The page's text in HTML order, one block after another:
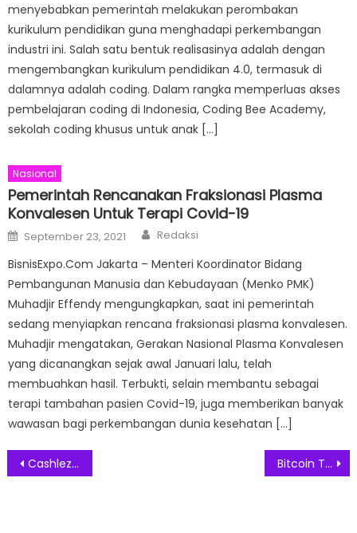
menyebabkan pemerintah melakukan perombakan
kurikulum pendidikan guna menghadapi perkembangan
industri ini. Salah satu bentuk realisasinya adalah dengan
mengembangkan kurikulum pendidikan 4.0, termasuk di
dalamnya adalah coding. Dalam rangka memperluas akses
pembelajaran coding di Indonesia, Coding Bee Academy,
sekolah coding khusus untuk anak […]
Nasional
Pemerintah Rencanakan Fraksionasi Plasma
Konvalesen Untuk Terapi Covid-19
Posted
on
September 23, 2021 Author
Redaksi
BisnisExpo.Com Jakarta – Menteri Koordinator Bidang
Pembangunan Manusia dan Kebudayaan (Menko PMK)
Muhadjir Effendy mengungkapkan, saat ini pemerintah
sedang menyiapkan rencana fraksionasi plasma konvalesen.
Muhadjir mengatakan, Gerakan Nasional Plasma Konvalesen
yang dicanangkan sejak awal Januari lalu, telah
membuahkan hasil. Terbukti, selain membantu sebagai
terapi tambahan pasien Covid-19, juga memberikan banyak
wawasan bagi perkembangan dunia kesehatan […]
Post
Cashlez Incar 5.000 Merchant Baru Tingkatkan Transaksi Bitcoin Tembus Harga Tertinggi Rp741 Juta Dalam Satu Pekan